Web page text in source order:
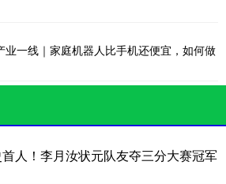
业一线｜家庭机器人比手机还便宜，如何做
人！李月汝状元队友夺三分大赛冠军